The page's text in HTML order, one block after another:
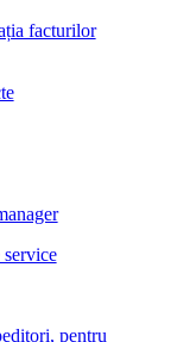
facturilor
pentru